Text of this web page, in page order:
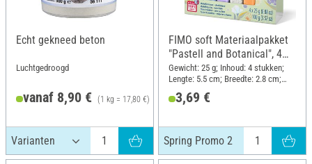
Echt gekneed beton
Luchtgedroogd
vanaf 8,90 € (1 kg = 17,80 €)
FIMO soft Materiaalpakket
"Pastell and Botanical", 4
kleuren, Spring Promo 2
Gewicht: 25 g; Inhoud: 4 stukken;
Lengte: 5.5 cm; Breedte: 2.8 cm;
Hoogte: 1.3 cm
3,69 €
Spring Promo 2